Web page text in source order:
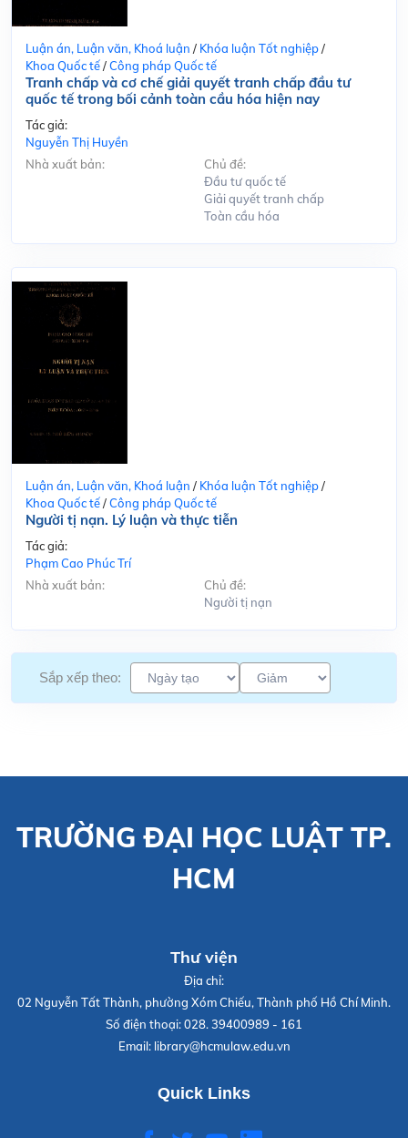
Luận án, Luận văn, Khoá luận / Khóa luận Tốt nghiệp/
Khoa Quốc tế/Công pháp Quốc tế
Tranh chấp và cơ chế giải quyết tranh chấp đầu tư
quốc tế trong bối cảnh toàn cầu hóa hiện nay
Tác giả:
Nguyễn Thị Huyền
Nhà xuất bản:
Chủ đề:
Đầu tư quốc tế
Giải quyết tranh chấp
Toàn cầu hóa
Luận án, Luận văn, Khoá luận / Khóa luận Tốt nghiệp/
Khoa Quốc tế/Công pháp Quốc tế
Người tị nạn. Lý luận và thực tiễn
Tác giả:
Phạm Cao Phúc Trí
Nhà xuất bản:
Chủ đề:
Người tị nạn
Sắp xếp theo:
TRƯỜNG ĐẠI HỌC LUẬT TP.
HCM
Thư viện
Địa chỉ:
02 Nguyễn Tất Thành, phường Xóm Chiếu, Thành phố Hồ Chí Minh.
Số điện thoại:028. 39400989 - 161
Email: library@hcmulaw.edu.vn
Quick Links